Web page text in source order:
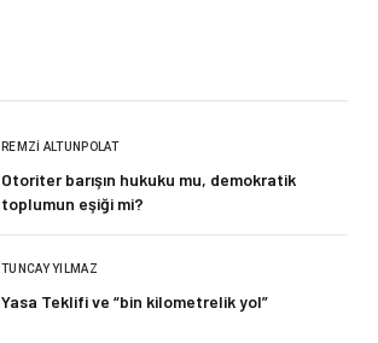
REMZI ALTUNPOLAT
Otoriter barışın hukuku mu, demokratik
toplumun eşiği mi?
TUNCAY YILMAZ
Yasa Teklifi ve “bin kilometrelik yol”